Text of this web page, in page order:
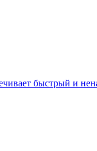
быстрый и